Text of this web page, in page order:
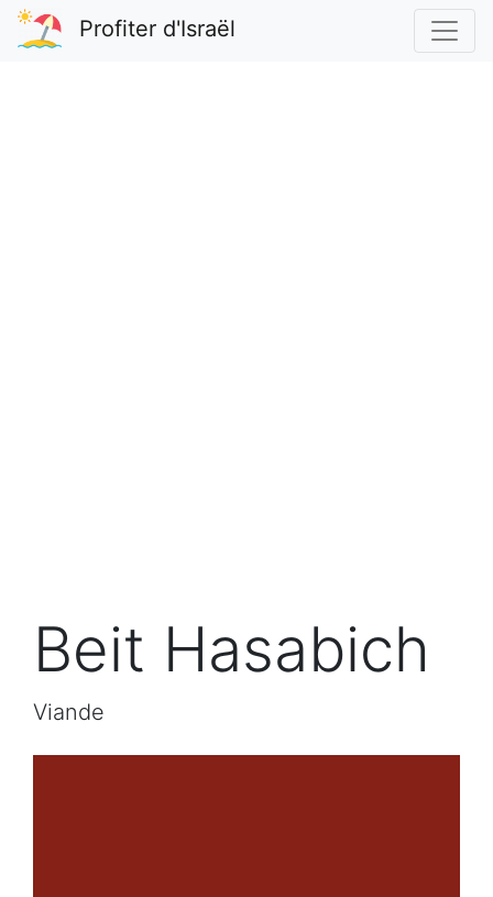
Profiter d'Israël
Beit Hasabich
Viande